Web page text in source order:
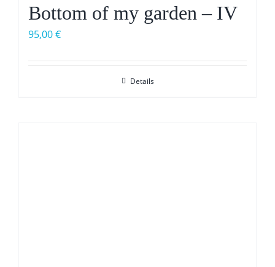
Bottom of my garden – IV
95,00€
Details